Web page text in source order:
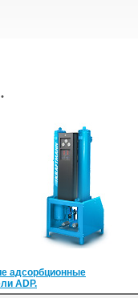
адсорбционные
ADP.